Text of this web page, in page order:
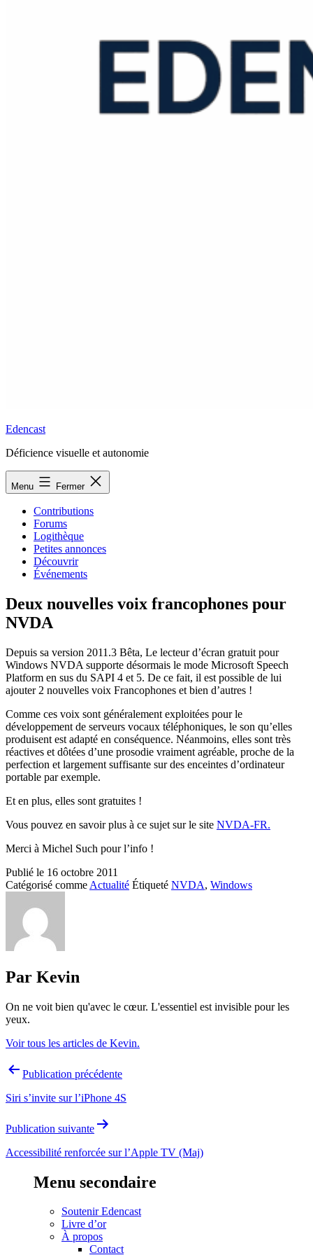
Edencast
Déficience visuelle et autonomie
Menu Fermer
Contributions
Forums
Logithèque
Petites annonces
Découvrir
Événements
Deux nouvelles voix francophones pour
NVDA
Depuis sa version 2011.3 Bêta, Le lecteur d’écran gratuit pour
Windows NVDA supporte désormais le mode Microsoft Speech
Platform en sus du SAPI 4 et 5. De ce fait, il est possible de lui
ajouter 2 nouvelles voix Francophones et bien d’autres !
Comme ces voix sont généralement exploitées pour le
développement de serveurs vocaux téléphoniques, le son qu’elles
produisent est adapté en conséquence. Néanmoins, elles sont très
réactives et dôtées d’une prosodie vraiment agréable, proche de la
perfection et largement suffisante sur des enceintes d’ordinateur
portable par exemple.
Et en plus, elles sont gratuites !
Vous pouvez en savoir plus à ce sujet sur le site NVDA-FR.
Merci à Michel Such pour l’info !
Publié le 16 octobre 2011
Catégorisé comme Actualité Étiqueté NVDA, Windows
Par Kevin
On ne voit bien qu'avec le cœur. L'essentiel est invisible pour les
yeux.
Voir tous les articles de Kevin.
Navigation
l’article
Publication précédente
Siri s’invite sur l’iPhone 4S
Publication suivante
Accessibilité renforcée sur l’Apple TV (Maj)
Menu secondaire
Soutenir Edencast
Livre d’or
À propos
Contact